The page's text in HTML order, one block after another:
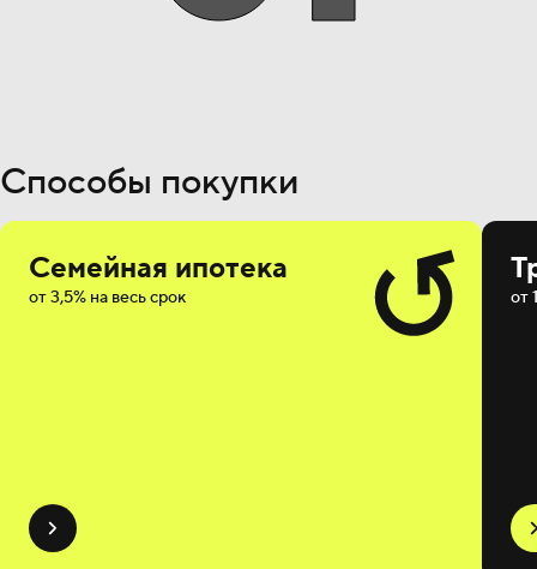
Способы покупки
Семейная ипотека
от 3,5% на весь срок от